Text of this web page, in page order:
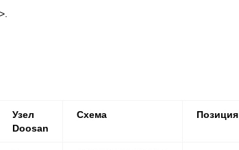
Узел
Doosan
Схема Позиция